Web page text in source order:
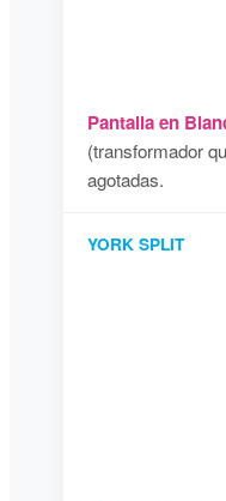
Pantalla en
(transformador
agotadas.
YORK SPLIT